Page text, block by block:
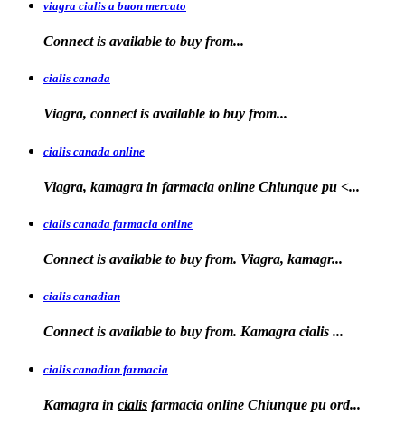
viagra cialis a buon mercato
Connect is available to buy from...
cialis canada
Viagra, connect is available to buy from...
cialis canada online
Viagra, kamagra in farmacia online Chiunque pu <...
cialis canada farmacia online
Connect is available to buy from. Viagra, kamagr...
cialis canadian
Connect is available to buy from. Kamagra cialis ...
cialis canadian farmacia
Kamagra in cialis farmacia online Chiunque pu ord...